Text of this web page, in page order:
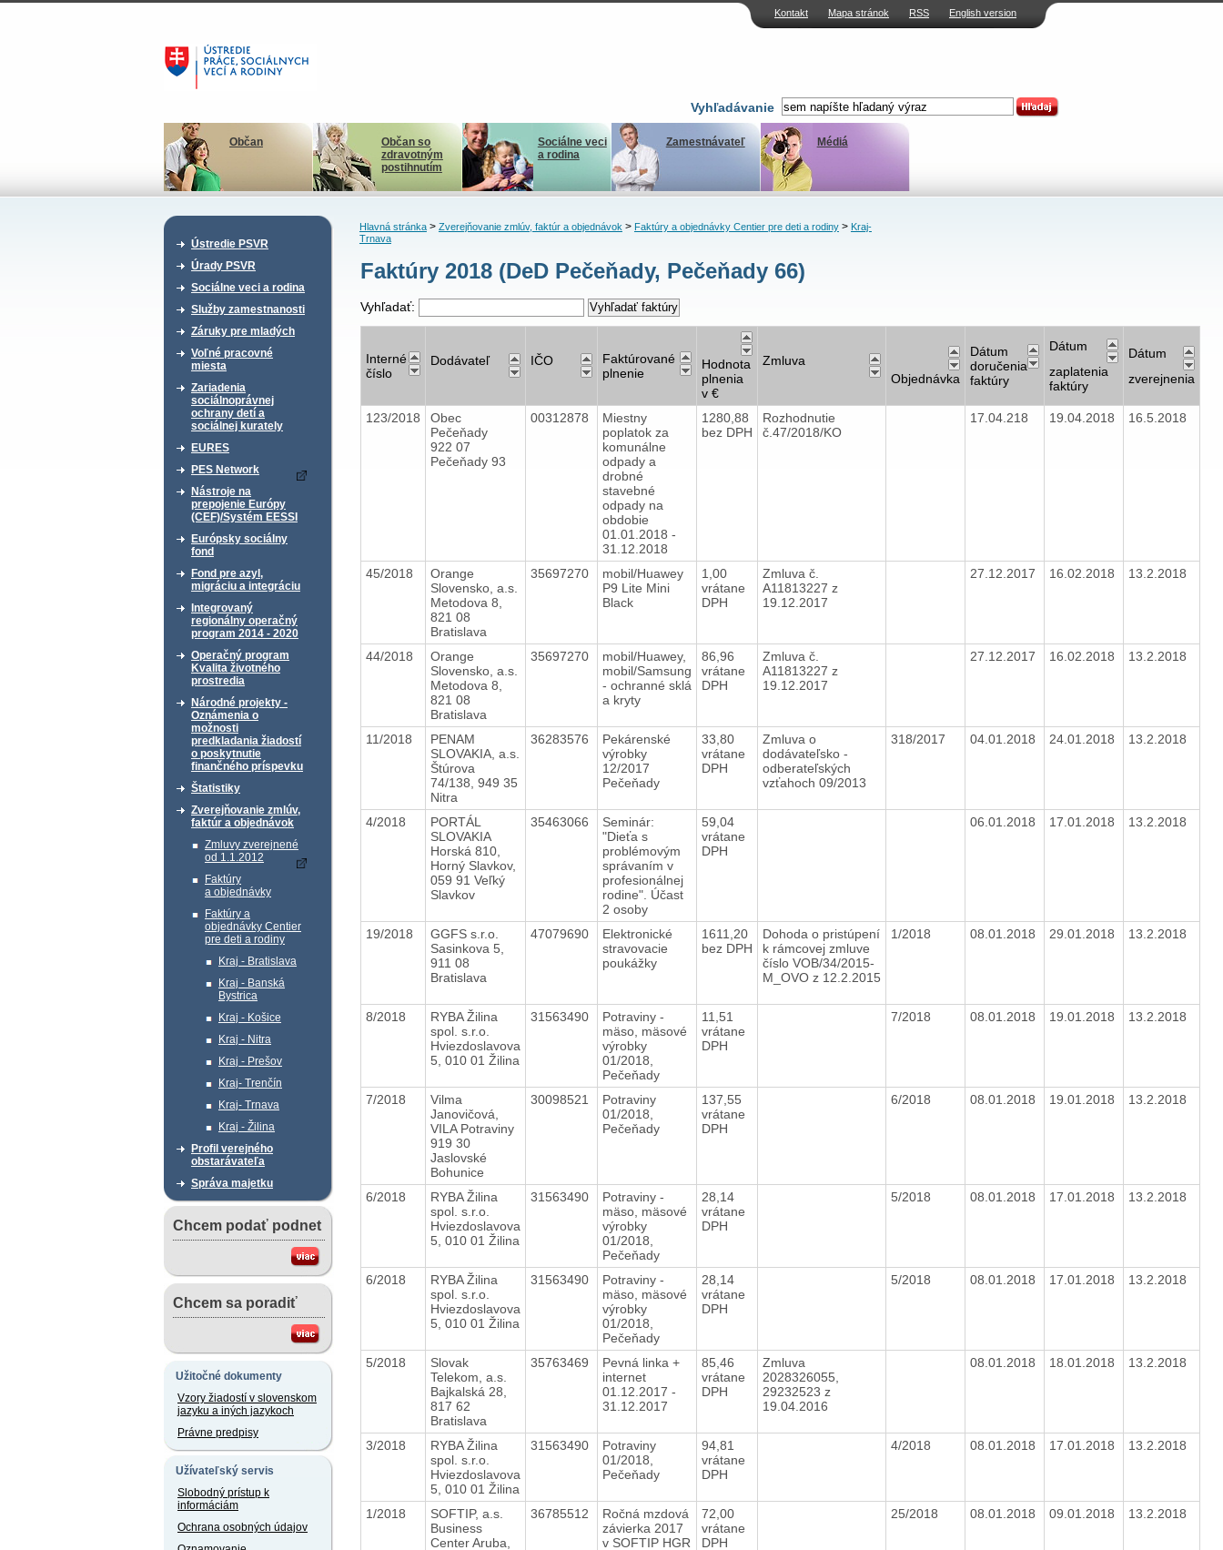
Kontakt Mapa stránok RSS English version
Vyhľadávanie
Občan
Občan so
zdravotným
postihnutím
Sociálne veci
a rodina
Zamestnávateľ Médiá
Ústredie PSVR
Úrady PSVR
Sociálne veci a rodina
Služby zamestnanosti
Záruky pre mladých
Voľné pracovné
miesta
Zariadenia
sociálnoprávnej
ochrany detí a
sociálnej kurately
EURES
PES Network
Nástroje na
prepojenie Európy
(CEF)/Systém EESSI
Európsky sociálny
fond
Fond pre azyl,
migráciu a integráciu
Integrovaný
regionálny operačný
program 2014 - 2020
Operačný program
Kvalita životného
prostredia
Národné projekty -
Oznámenia o
možnosti
predkladania žiadostí
o poskytnutie
finančného príspevku
Štatistiky
Zverejňovanie zmlúv,
faktúr a objednávok
Zmluvy zverejnené
od 1.1.2012
Faktúry
a objednávky
Faktúry a
objednávky Centier
pre deti a rodiny
Kraj - Bratislava
Kraj - Banská
Bystrica
Kraj - Košice
Kraj - Nitra
Kraj - Prešov
Kraj- Trenčín
Kraj- Trnava
Kraj - Žilina
Profil verejného
obstarávateľa
Správa majetku
Chcem podať podnet
Chcem sa poradiť
Užitočné dokumenty
Vzory žiadostí v slovenskom
jazyku a iných jazykoch
Právne predpisy
Užívateľský servis
Slobodný prístup k
informáciám
Ochrana osobných údajov
Hlavná stránka> Zverejňovanie zmlúv, faktúr a objednávok> Faktúry a objednávky Centier pre deti a rodiny> Kraj-
Trnava
Faktúry 2018 (DeD Pečeňady, Pečeňady 66)
Vyhľadať:
Interné
číslo
Dodávateľ IČO
Faktúrované
plnenie
Hodnota
plnenia
v €
Zmluva
Objednávka
Dátum
doručenia
faktúry
Dátum
zaplatenia
faktúry
Dátum
zverejnenia
123/2018
Obec
Pečeňady
922 07
Pečeňady 93
00312878
Miestny
poplatok za
komunálne
odpady a
drobné
stavebné
odpady na
obdobie
01.01.2018 -
31.12.2018
1280,88
bez DPH
Rozhodnutie
č.47/2018/KO
17.04.218 19.04.2018 16.5.2018
45/2018
Orange
Slovensko, a.s.
Metodova 8,
821 08
Bratislava
35697270
mobil/Huawey
P9 Lite Mini
Black
1,00
vrátane
DPH
Zmluva č.
A11813227 z
19.12.2017
27.12.2017 16.02.2018 13.2.2018
44/2018
Orange
Slovensko, a.s.
Metodova 8,
821 08
Bratislava
35697270
mobil/Huawey,
mobil/Samsung
- ochranné sklá
a kryty
86,96
vrátane
DPH
Zmluva č.
A11813227 z
19.12.2017
27.12.2017 16.02.2018 13.2.2018
11/2018
PENAM
SLOVAKIA, a.s.
Štúrova
74/138, 949 35
Nitra
36283576
Pekárenské
výrobky
12/2017
Pečeňady
33,80
vrátane
DPH
Zmluva o
dodávateľsko -
odberateľských
vzťahoch 09/2013
318/2017 04.01.2018 24.01.2018 13.2.2018
4/2018
PORTÁL
SLOVAKIA
Horská 810,
Horný Slavkov,
059 91 Veľký
Slavkov
35463066
Seminár:
"Dieťa s
problémovým
správaním v
profesionálnej
rodine". Účast
2 osoby
59,04
vrátane
DPH
06.01.2018 17.01.2018 13.2.2018
19/2018
GGFS s.r.o.
Sasinkova 5,
911 08
Bratislava
47079690
Elektronické
stravovacie
poukážky
1611,20
bez DPH
Dohoda o pristúpení
k rámcovej zmluve
číslo VOB/34/2015-
M_OVO z 12.2.2015
1/2018 08.01.2018 29.01.2018 13.2.2018
8/2018
RYBA Žilina
spol. s.r.o.
Hviezdoslavova
5, 010 01 Žilina
31563490
Potraviny -
mäso, mäsové
výrobky
01/2018,
Pečeňady
11,51
vrátane
DPH
7/2018 08.01.2018 19.01.2018 13.2.2018
7/2018
Vilma
Janovičová,
VILA Potraviny
919 30
Jaslovské
Bohunice
30098521
Potraviny
01/2018,
Pečeňady
137,55
vrátane
DPH
6/2018 08.01.2018 19.01.2018 13.2.2018
6/2018
RYBA Žilina
spol. s.r.o.
Hviezdoslavova
5, 010 01 Žilina
31563490
Potraviny -
mäso, mäsové
výrobky
01/2018,
Pečeňady
28,14
vrátane
DPH
5/2018 08.01.2018 17.01.2018 13.2.2018
6/2018
RYBA Žilina
spol. s.r.o.
Hviezdoslavova
5, 010 01 Žilina
31563490
Potraviny -
mäso, mäsové
výrobky
01/2018,
Pečeňady
28,14
vrátane
DPH
5/2018 08.01.2018 17.01.2018 13.2.2018
5/2018
Slovak
Telekom, a.s.
Bajkalská 28,
817 62
Bratislava
35763469
Pevná linka +
internet
01.12.2017 -
31.12.2017
85,46
vrátane
DPH
Zmluva
2028326055,
29232523 z
19.04.2016
08.01.2018 18.01.2018 13.2.2018
3/2018
RYBA Žilina
spol. s.r.o.
Hviezdoslavova
5, 010 01 Žilina
31563490
Potraviny
01/2018,
Pečeňady
94,81
vrátane
DPH
4/2018 08.01.2018 17.01.2018 13.2.2018
1/2018
SOFTIP, a.s.
Business
Center Aruba,
36785512
Ročná mzdová
závierka 2017
v SOFTIP HGR
72,00
vrátane
DPH
25/2018 08.01.2018 09.01.2018 13.2.2018